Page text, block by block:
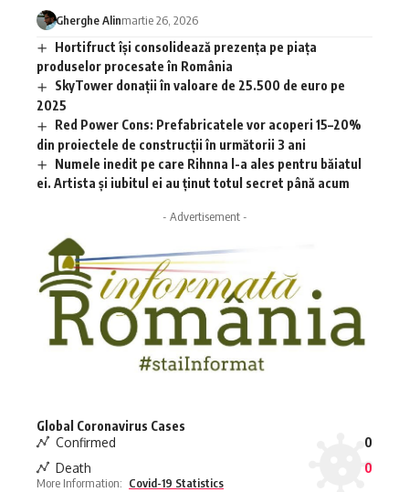
Gherghe Alinmartie 26, 2026
Hortifruct își consolidează prezența pe piața
produselor procesate în România
SkyTower donații în valoare de 25.500 de euro pe
2025
Red Power Cons: Prefabricatele vor acoperi 15–20%
din proiectele de construcții în următorii 3 ani
Numele inedit pe care Rihnna l-a ales pentru băiatul
ei. Artista și iubitul ei au ținut totul secret până acum
- Advertisement -
Global Coronavirus Cases
Confirmed
0
Death
0
More Information: Covid-19 Statistics